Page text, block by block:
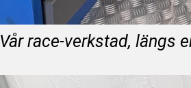
Vår race-verkstad, längs